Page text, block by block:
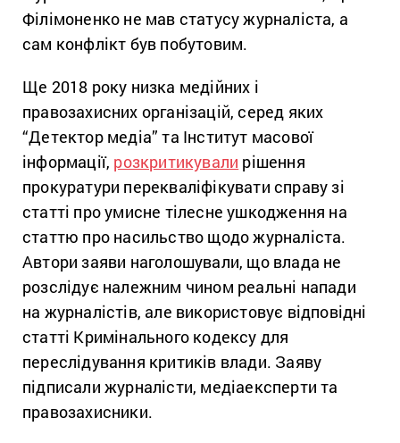
Філімоненко не мав статусу журналіста, а
сам конфлікт був побутовим.
Ще 2018 року низка медійних і
правозахисних організацій, серед яких
“Детектор медіа” та Інститут масової
інформації, розкритикували рішення
прокуратури перекваліфікувати справу зі
статті про умисне тілесне ушкодження на
статтю про насильство щодо журналіста.
Автори заяви наголошували, що влада не
розслідує належним чином реальні напади
на журналістів, але використовує відповідні
статті Кримінального кодексу для
переслідування критиків влади. Заяву
підписали журналісти, медіаексперти та
правозахисники.